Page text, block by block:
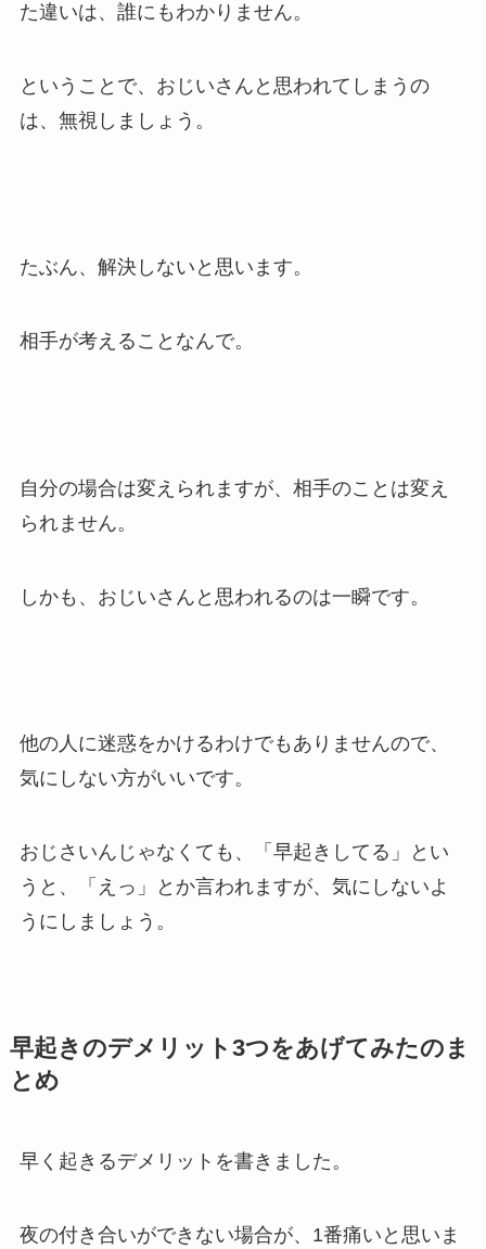
た違いは、誰にもわかりません。
ということで、おじいさんと思われてしまうの
は、無視しましょう。
たぶん、解決しないと思います。
相手が考えることなんで。
自分の場合は変えられますが、相手のことは変え
られません。
しかも、おじいさんと思われるのは一瞬です。
他の人に迷惑をかけるわけでもありませんので、
気にしない方がいいです。
おじさいんじゃなくても、「早起きしてる」とい
うと、「えっ」とか言われますが、気にしないよ
うにしましょう。
早起きのデメリット3つをあげてみたのま
とめ
早く起きるデメリットを書きました。
夜の付き合いができない場合が、1番痛いと思いま